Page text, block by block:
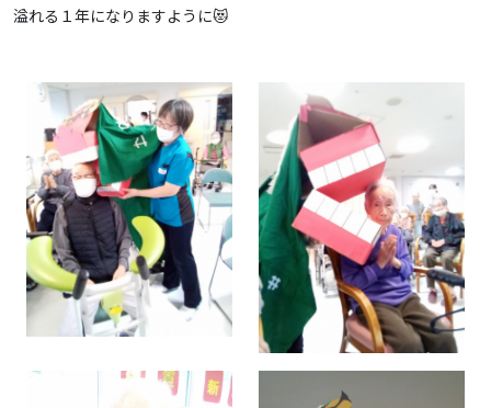
溢れる１年になりますように😻